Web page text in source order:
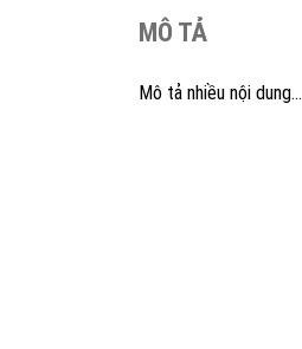
MÔ TẢ
Mô tả nhiều nội dung…